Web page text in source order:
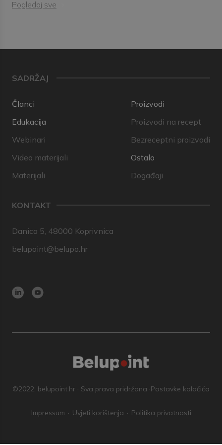
Pogledaj sve
SADRŽAJ
Članci
Edukacija
Webinari
Video materijali
Materijali
Proizvodi
Proizvodi na recept
Bezreceptni proizvodi
Ostalo
Događaji
KONTAKT
Danica 5, 48000 Koprivnica
belupoint@belupo.hr
©2022. belupoint.hr · Sva prava pridržana ·Postavke kolačića
Impressum Uvjeti korištenja Politika privatnosti